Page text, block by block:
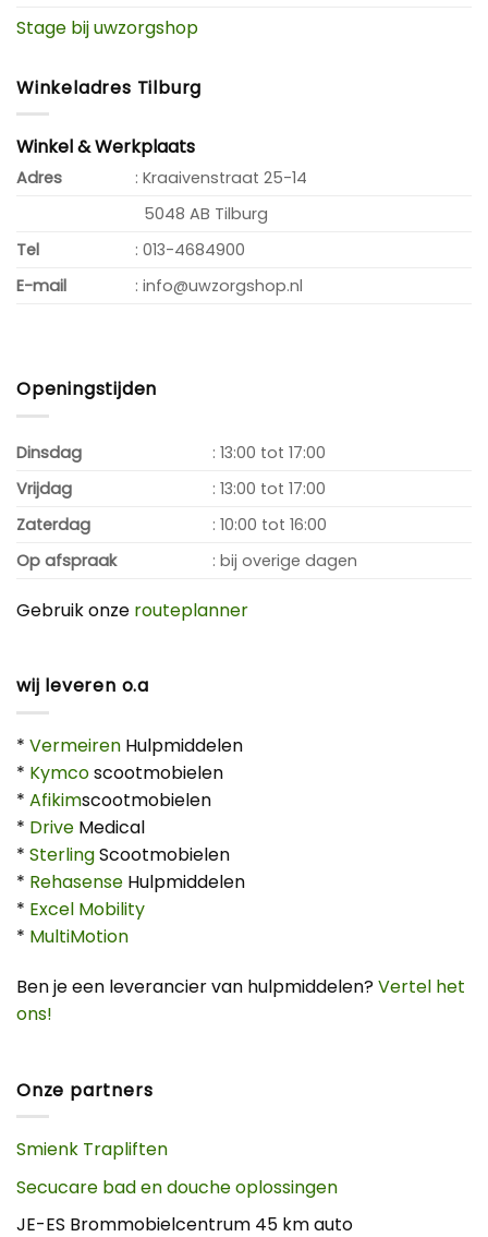
Stage bij uwzorgshop
Winkeladres Tilburg
Winkel & Werkplaats
Adres
: Kraaivenstraat 25-14
5048 AB Tilburg
Tel
: 013-4684900
E-mail
: info@uwzorgshop.nl
Openingstijden
Dinsdag
: 13:00 tot 17:00
Vrijdag
: 13:00 tot 17:00
Zaterdag
: 10:00 tot 16:00
Op afspraak
: bij overige dagen
Gebruik onze routeplanner
wij leveren o.a
* Vermeiren Hulpmiddelen
* Kymcoscootmobielen
* Afikimscootmobielen
* Drive Medical
* SterlingScootmobielen
* Rehasense Hulpmiddelen
* Excel Mobility
* MultiMotion
Ben je een leverancier van hulpmiddelen?Vertel het
ons!
Onze partners
Smienk Trapliften
Secucare bad en douche oplossingen
JE-ES Brommobielcentrum 45 km auto